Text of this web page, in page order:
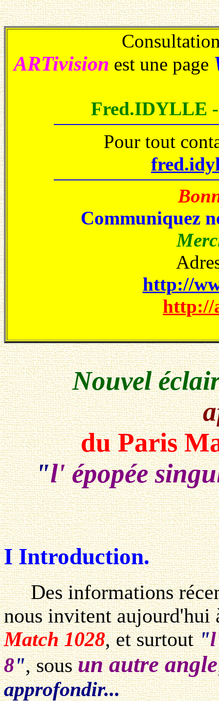
ARTivision est une page
Fred.IDYLLE
Pour tout
Communiquez
http://
http://
Nouvel
du Paris
"l' épopée
I Introduction.
Des informations
nous invitent aujourd'hui
Match 1028, et surtout"
8", sousun autre angle
approfondir...